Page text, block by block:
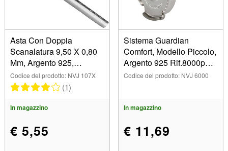
Asta Con Doppia
Scanalatura 9,50 X 0,80
Mm, Argento 925,
Sacchetto Da 10 Paia
Codice del prodotto: NVJ 107X
(1)
In magazzino
€ 5,55
Sistema Guardian
Comfort, Modello Piccolo,
Argento 925 Rif.8000pm,
Ciascuno
Codice del prodotto: NVJ 6000
In magazzino
€ 11,69